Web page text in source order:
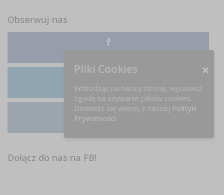
Obserwuj nas
LinkedIn
Instagram
Dołącz do nas na FB!
Pliki Cookies
Wchodząc na naszą stronę, wyrażasz
zgodę na używanie plików cookies.
Dowiedz się więcej z naszej Polityki
Prywatności